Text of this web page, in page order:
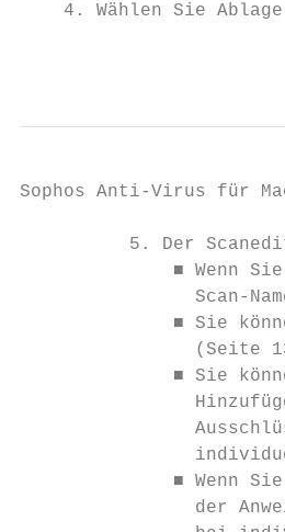
4. Wählen Sie
Sophos Anti-Virus für
5. Der
■ Wenn
Scan-
■ Sie
(Seite
■ Sie
■ Wenn
der